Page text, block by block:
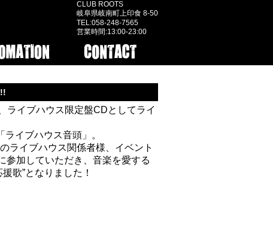
CLUB ROOTS
岐阜県岐南町上印食 8-50
TEL:058-248-7565
営業時間:13:00-23:00
ライブハウス限定盤CDとしてライ
イブハウス音頭」。
ライブハウス関係者様、イベント
参加していただき、音楽を愛する
歌”となりました！